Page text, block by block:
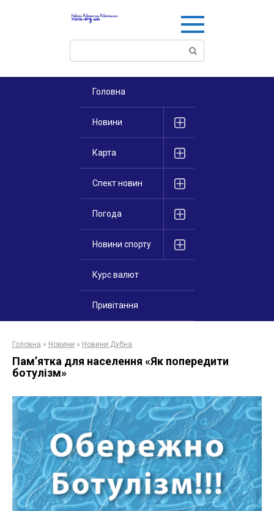
Поиск:
Головна
Новини
Карта
Спект новин
Погода
Новини спорту
Курс валют
Привітання
Головна » Новини » Новини Дубна
Пам’ятка для населення «Як попередити
ботулізм»